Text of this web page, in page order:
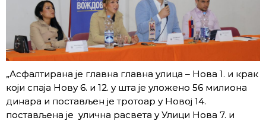
„Асфалтирана је главна главна улица – Нова 1. и крак
који спаја Нову 6. и 12. у шта је уложено 56 милиона
динара и постављен је тротоар у Новој 14.
постављена је улична расвета у Улици Нова 7. и